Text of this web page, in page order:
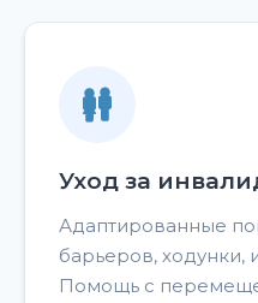
Уход за
Адаптированные
барьеров, ходунки,
Помощь с